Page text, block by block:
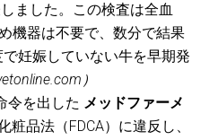
ました。この検査は全血
機器は不要で、数分で結果
妊娠していない牛を早期発
）
令を出した メッドファーメ
粧品法（FDCA）に違反し、